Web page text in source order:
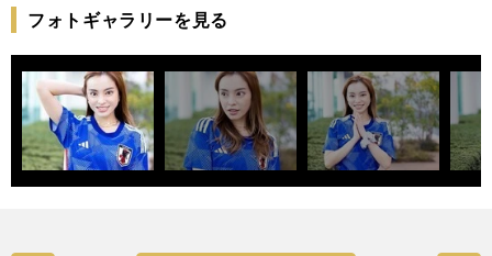
フォトギャラリーを見る